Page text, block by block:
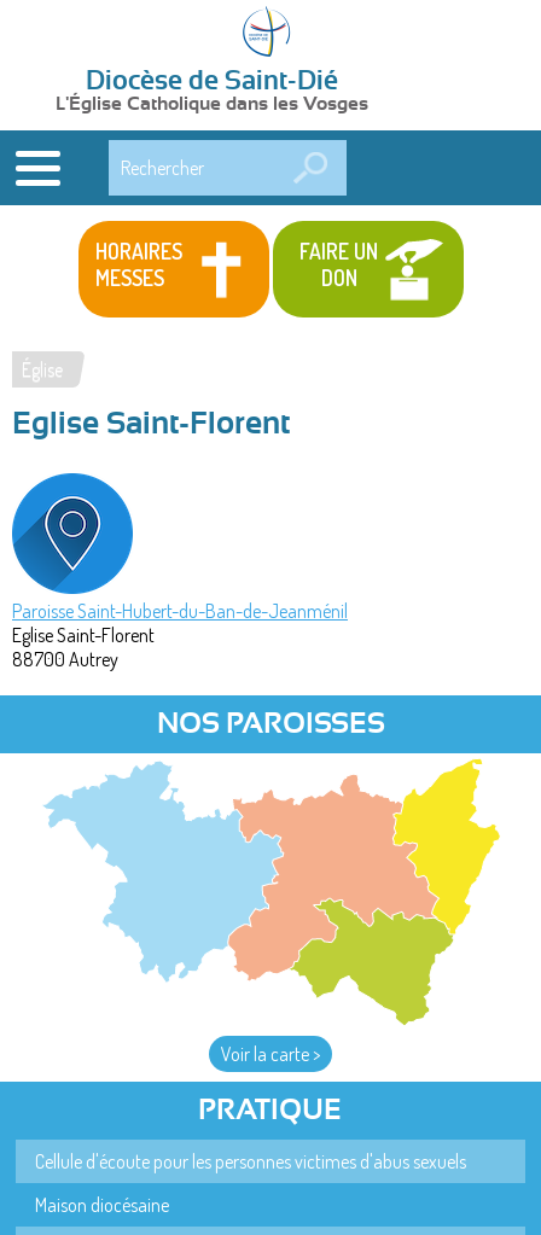
Diocèse de Saint-Dié
L'Église Catholique dans les Vosges
HORAIRES
MESSES
FAIRE UN
DON
Vous
êtes
ici
Église
Eglise Saint-Florent
Paroisse Saint-Hubert-du-Ban-de-Jeanménil
Eglise Saint-Florent
88700 Autrey
NOS PAROISSES
Voir la carte >
PRATIQUE
Cellule d'écoute pour les personnes victimes d'abus sexuels
Maison diocésaine